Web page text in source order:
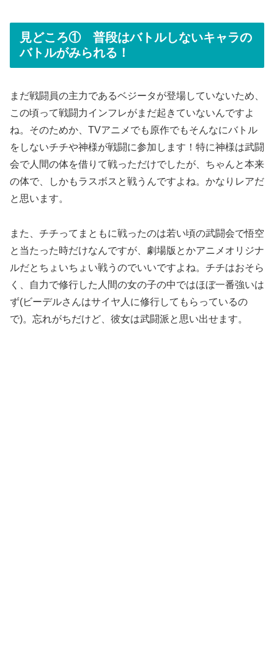
見どころ① 普段はバトルしないキャラの
バトルがみられる！
まだ戦闘員の主力であるベジータが登場していないため、
この頃って戦闘力インフレがまだ起きていないんですよ
ね。そのためか、TVアニメでも原作でもそんなにバトル
をしないチチや神様が戦闘に参加します！特に神様は武闘
会で人間の体を借りて戦っただけでしたが、ちゃんと本来
の体で、しかもラスボスと戦うんですよね。かなりレアだ
と思います。
また、チチってまともに戦ったのは若い頃の武闘会で悟空
と当たった時だけなんですが、劇場版とかアニメオリジナ
ルだとちょいちょい戦うのでいいですよね。チチはおそら
く、自力で修行した人間の女の子の中ではほぼ一番強いは
ず(ビーデルさんはサイヤ人に修行してもらっているの
で)。忘れがちだけど、彼女は武闘派と思い出せます。